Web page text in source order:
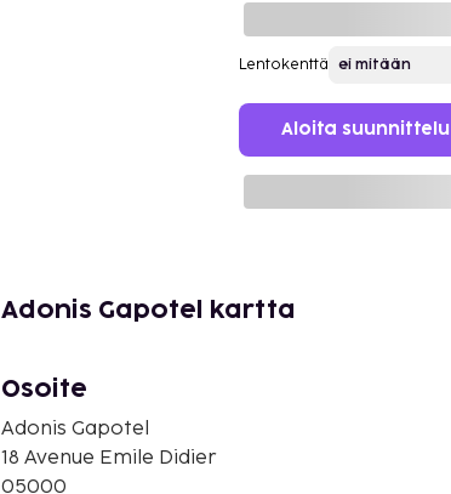
Lentokenttä
Aloita suunnittelu
Adonis Gapotel kartta
Osoite
Adonis Gapotel
18 Avenue Emile Didier
05000